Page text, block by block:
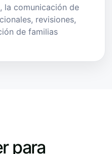
la comunicación de
revisiones,
de familias
para